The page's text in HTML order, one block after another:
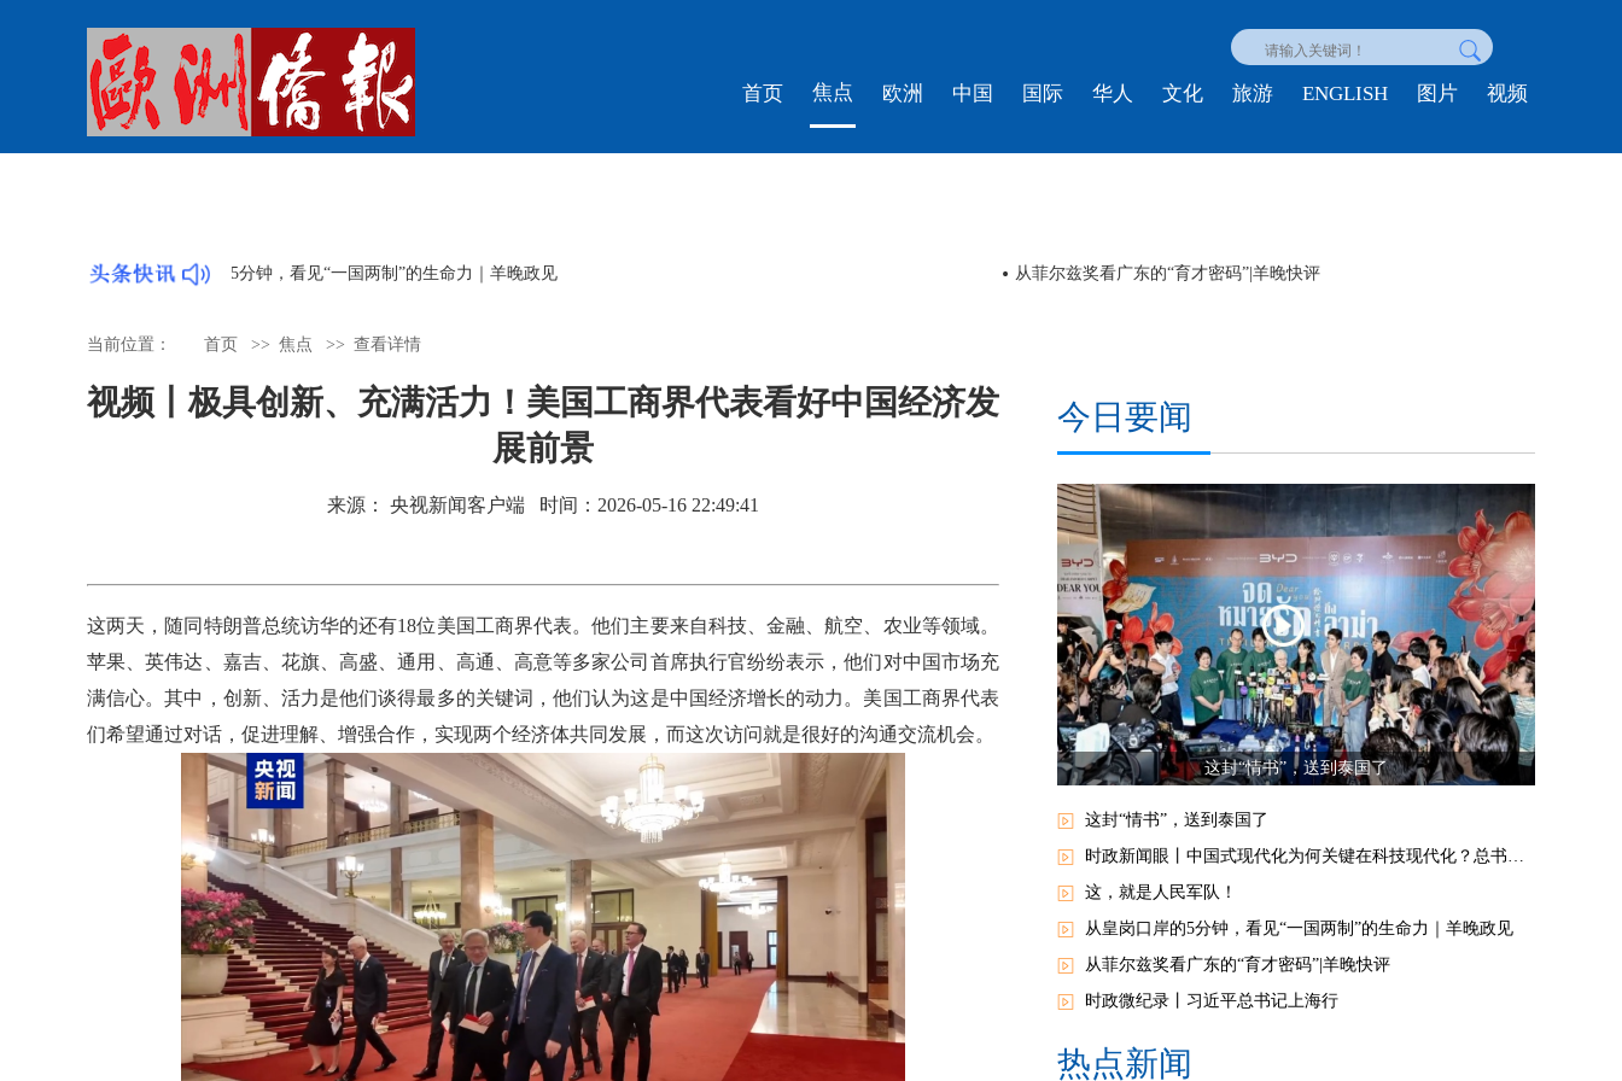
首页 焦点 欧洲 中国 国际 华人 文化 旅游 ENGLISH 图片 视频
从菲尔兹奖看广东的“育才密码”|羊晚快评 时政微纪录丨习近平总书记上海行
当前位置： 首页 >> 焦点 >> 查看详情
视频丨极具创新、充满活力！美国工商界代表看好中国经济发
展前景
来源： 央视新闻客户端 时间：2026-05-16 22:49:41
这两天，随同特朗普总统访华的还有18位美国工商界代表。他们主要来自科技、金融、航空、农业等领域。
苹果、英伟达、嘉吉、花旗、高盛、通用、高通、高意等多家公司首席执行官纷纷表示，他们对中国市场充
满信心。其中，创新、活力是他们谈得最多的关键词，他们认为这是中国经济增长的动力。美国工商界代表
们希望通过对话，促进理解、增强合作，实现两个经济体共同发展，而这次访问就是很好的沟通交流机会。
今日要闻
这封“情书”，送到泰国了
这封“情书”，送到泰国了
时政新闻眼丨中国式现代化为何关键在科技现代化？总书记作出战略指引
这，就是人民军队！
从皇岗口岸的5分钟，看见“一国两制”的生命力｜羊晚政见
从菲尔兹奖看广东的“育才密码”|羊晚快评
时政微纪录丨习近平总书记上海行
热点新闻